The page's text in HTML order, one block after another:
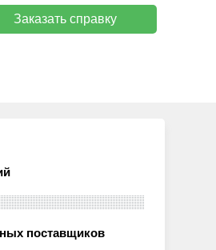
Заказать справку
поставщиков